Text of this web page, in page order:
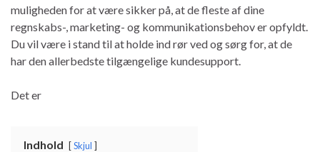
muligheden for at være sikker på, at de fleste af dine
regnskabs-, marketing- og kommunikationsbehov er opfyldt.
Du vil være i stand til at holde ind rør ved og sørg for, at de
har den allerbedste tilgængelige kundesupport.
Det er
Indhold Skjul